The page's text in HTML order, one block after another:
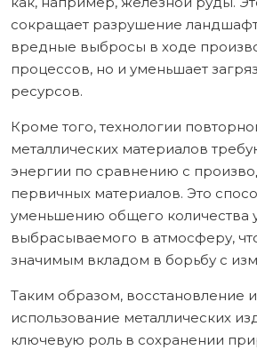
сокращает разрушение
вредные выбросы в ходе
процессов, но и уменьшает
ресурсов.
Кроме того, технологии
металлических материалов
энергии по сравнению с
первичных материалов. Это
уменьшению общего количества
выбрасываемого в атмосферу,
значимым вкладом в борьбу с
Таким образом, восстановление
использование металлических
ключевую роль в сохранении